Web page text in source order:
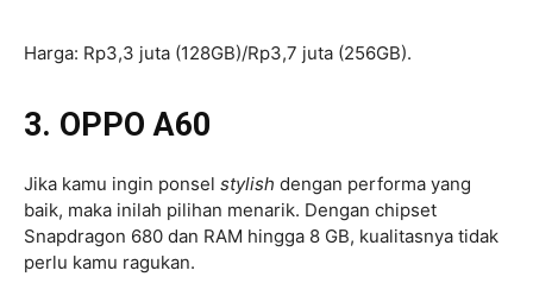
Harga: Rp3,3 juta (128GB)/Rp3,7 juta (256GB).
3. OPPO A60
Jika kamu ingin ponsel stylish dengan performa yang
baik, maka inilah pilihan menarik. Dengan chipset
Snapdragon 680 dan RAM hingga 8 GB, kualitasnya tidak
perlu kamu ragukan.